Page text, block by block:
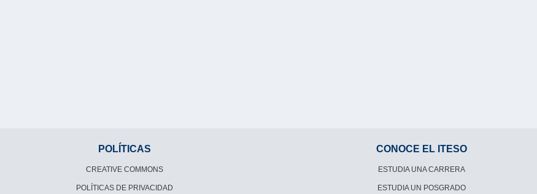
POLÍTICAS
CREATIVE COMMONS
POLÍTICAS DE PRIVACIDAD
CONOCE EL ITESO
ESTUDIA UNA CARRERA
ESTUDIA UN POSGRADO